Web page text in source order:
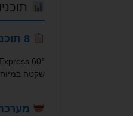
שקטה